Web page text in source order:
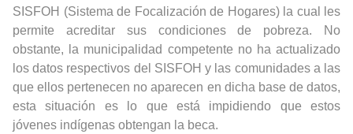
SISFOH (Sistema de Focalización de Hogares) la cual les
permite acreditar sus condiciones de pobreza. No
obstante, la municipalidad competente no ha actualizado
los datos respectivos del SISFOH y las comunidades a las
que ellos pertenecen no aparecen en dicha base de datos,
esta situación es lo que está impidiendo que estos
jóvenes indígenas obtengan la beca.